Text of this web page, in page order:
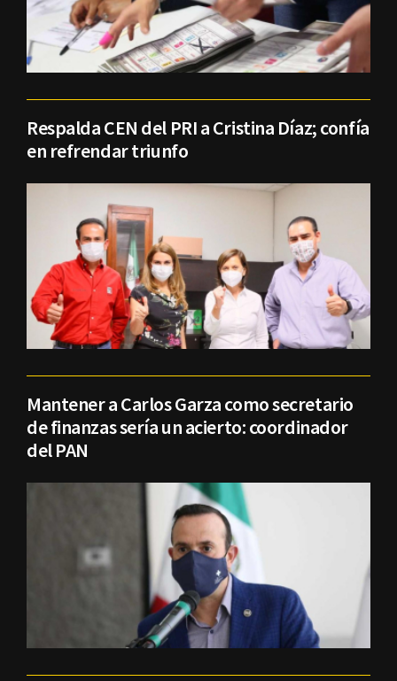
Respalda CEN del PRI a Cristina Díaz; confía
en refrendar triunfo
Mantener a Carlos Garza como secretario
de finanzas sería un acierto: coordinador
del PAN